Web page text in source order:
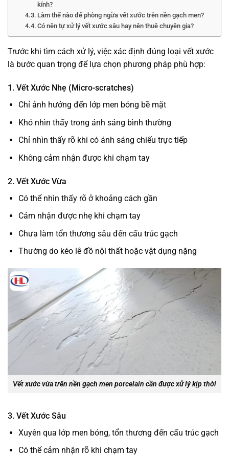
kính?
Làm thế nào để phòng ngừa vết xước trên nền gạch men?
Có nên tự xử lý vết xước sâu hay nên thuê chuyên gia?
Trước khi tìm cách xử lý, việc xác định đúng loại vết xước
là bước quan trọng để lựa chọn phương pháp phù hợp:
1. Vết Xước Nhẹ (Micro-scratches)
Chỉ ảnh hưởng đến lớp men bóng bề mặt
Khó nhìn thấy trong ánh sáng bình thường
Chỉ nhìn thấy rõ khi có ánh sáng chiếu trực tiếp
Không cảm nhận được khi chạm tay
2. Vết Xước Vừa
Có thể nhìn thấy rõ ở khoảng cách gần
Cảm nhận được nhẹ khi chạm tay
Chưa làm tổn thương sâu đến cấu trúc gạch
Thường do kéo lê đồ nội thất hoặc vật dụng nặng
Vết xước vừa trên nền gạch men porcelain cần được xử lý kịp thời
3. Vết Xước Sâu
Xuyên qua lớp men bóng, tổn thương đến cấu trúc gạch
Có thể cảm nhận rõ khi chạm tay